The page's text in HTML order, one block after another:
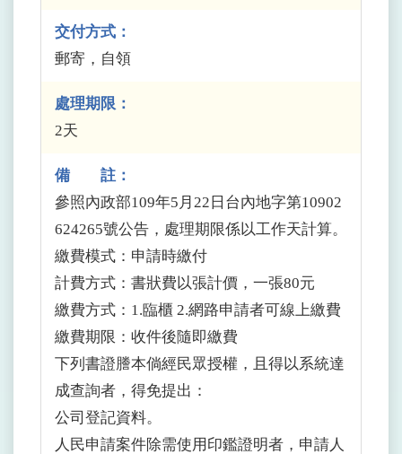
交付方式：
郵寄，自領
處理期限：
2天
備 註：
參照內政部109年5月22日台內地字第10902
624265號公告，處理期限係以工作天計算。
繳費模式：申請時繳付
計費方式：書狀費以張計價，一張80元
繳費方式：1.臨櫃 2.網路申請者可線上繳費
繳費期限：收件後隨即繳費
下列書證謄本倘經民眾授權，且得以系統達
成查詢者，得免提出：
公司登記資料。
人民申請案件除需使用印鑑證明者，申請人